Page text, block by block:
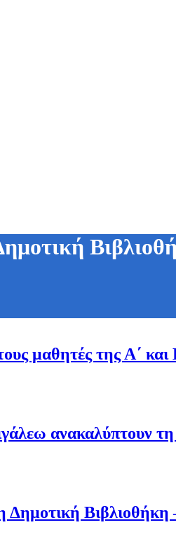
μαθητές της Α΄
ανακαλύπτουν
Δημοτική